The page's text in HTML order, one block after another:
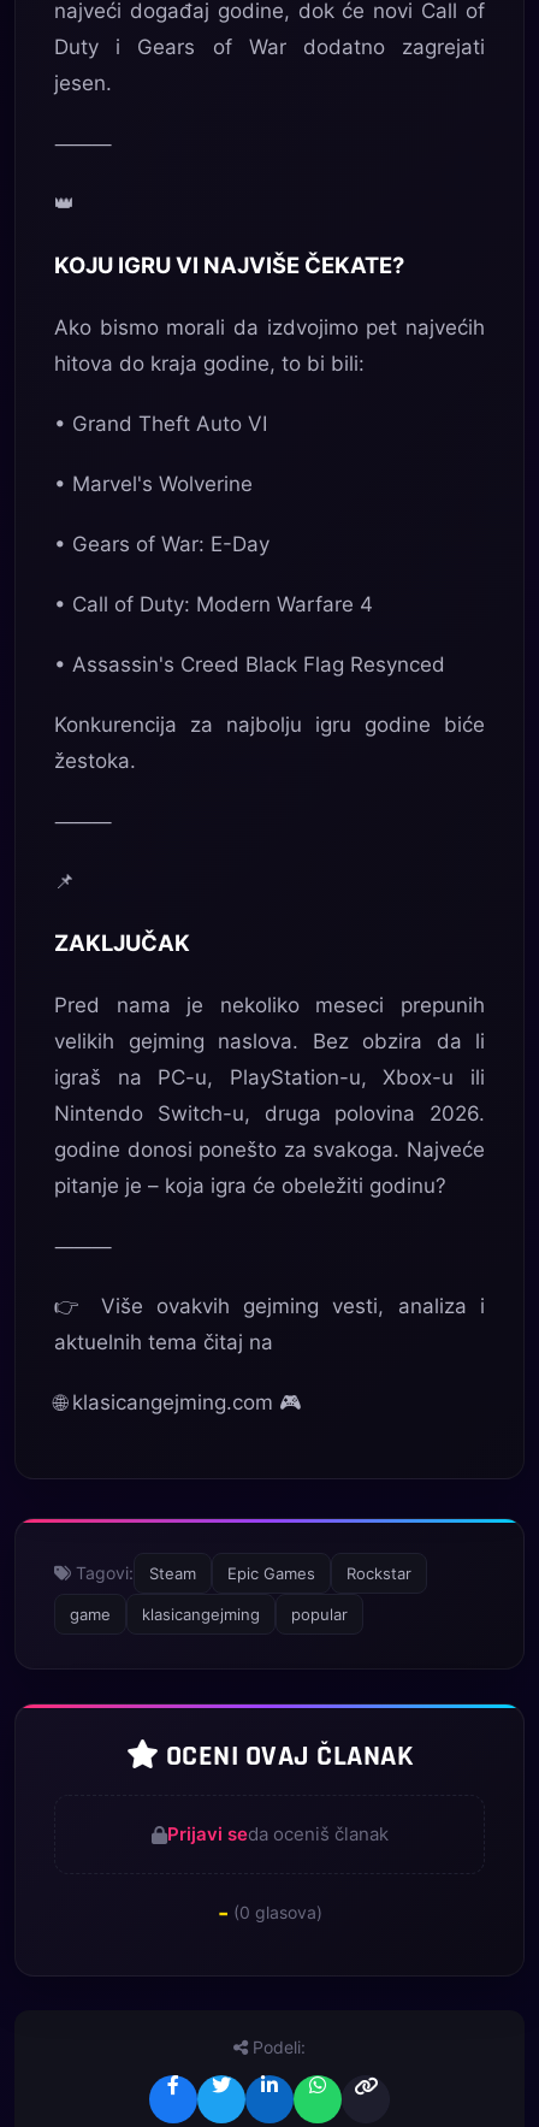
najveći događaj godine, dok će novi Call of
Duty i Gears of War dodatno zagrejati
jesen.
⸻
👑
KOJU IGRU VI NAJVIŠE ČEKATE?
Ako bismo morali da izdvojimo pet najvećih
hitova do kraja godine, to bi bili:
• Grand Theft Auto VI
• Marvel's Wolverine
• Gears of War: E-Day
• Call of Duty: Modern Warfare 4
• Assassin's Creed Black Flag Resynced
Konkurencija za najbolju igru godine biće
žestoka.
⸻
📌
ZAKLJUČAK
Pred nama je nekoliko meseci prepunih
velikih gejming naslova. Bez obzira da li
igraš na PC-u, PlayStation-u, Xbox-u ili
Nintendo Switch-u, druga polovina 2026.
godine donosi ponešto za svakoga. Najveće
pitanje je – koja igra će obeležiti godinu?
⸻
👉 Više ovakvih gejming vesti, analiza i
aktuelnih tema čitaj na
🌐 klasicangejming.com 🎮
Tagovi: Steam Epic Games Rockstar
game klasicangejming popular
OCENI OVAJ ČLANAK
Prijavi seda oceniš članak
- (0 glasova)
Podeli: